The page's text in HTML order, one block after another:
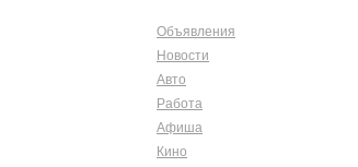
Объявления
Новости
Авто
Работа
Афиша
Кино